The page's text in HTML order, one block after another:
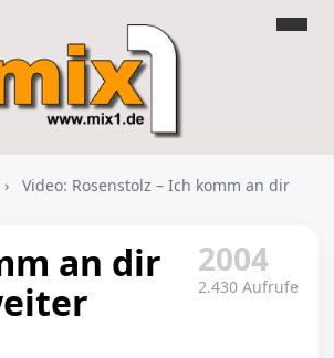
›
Video: Rosenstolz – Ich komm an dir
an dir
2004
2.430 Aufrufe